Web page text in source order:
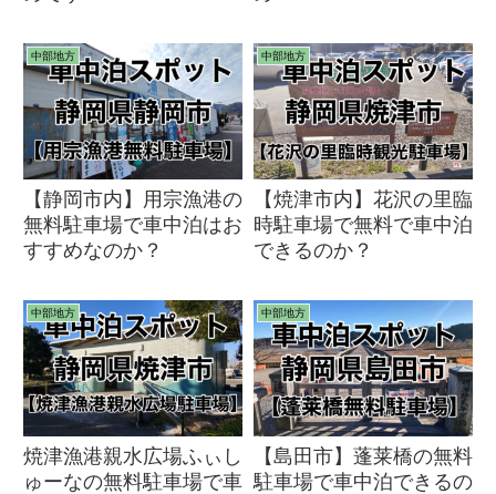
中部地方
【静岡市内】用宗漁港の
無料駐車場で車中泊はお
すすめなのか？
中部地方
【焼津市内】花沢の里臨
時駐車場で無料で車中泊
できるのか？
中部地方
焼津漁港親水広場ふぃし
ゅーなの無料駐車場で車
中部地方
【島田市】蓬莱橋の無料
駐車場で車中泊できるの